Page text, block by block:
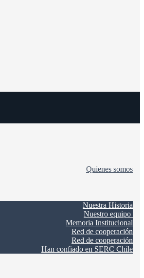
Quienes somos
Nuestra Historia
Nuestro equipo
Memoria Institucional
Red de cooperación
Red de cooperación
Han confiado en SERC Chile